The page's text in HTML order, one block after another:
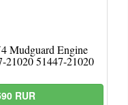
Mudguard Engine
21020 51447-21020
RUR